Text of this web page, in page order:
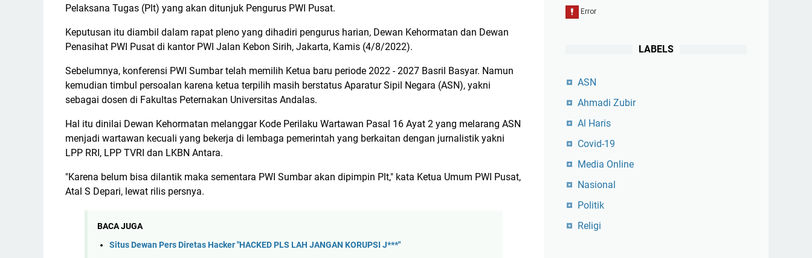
Pelaksana Tugas (Plt) yang akan ditunjuk Pengurus PWI Pusat.
Keputusan itu diambil dalam rapat pleno yang dihadiri pengurus harian, Dewan Kehormatan dan Dewan
Penasihat PWI Pusat di kantor PWI Jalan Kebon Sirih, Jakarta, Kamis (4/8/2022).
Sebelumnya, konferensi PWI Sumbar telah memilih Ketua baru periode 2022 - 2027 Basril Basyar. Namun
kemudian timbul persoalan karena ketua terpilih masih berstatus Aparatur Sipil Negara (ASN), yakni
sebagai dosen di Fakultas Peternakan Universitas Andalas.
Hal itu dinilai Dewan Kehormatan melanggar Kode Perilaku Wartawan Pasal 16 Ayat 2 yang melarang ASN
menjadi wartawan kecuali yang bekerja di lembaga pemerintah yang berkaitan dengan jurnalistik yakni
LPP RRI, LPP TVRI dan LKBN Antara.
"Karena belum bisa dilantik maka sementara PWI Sumbar akan dipimpin Plt," kata Ketua Umum PWI Pusat,
Atal S Depari, lewat rilis persnya.
BACA JUGA
Situs Dewan Pers Diretas Hacker "HACKED PLS LAH JANGAN KORUPSI J***"
LABELS
ASN
Ahmadi Zubir
Al Haris
Covid-19
Media Online
Nasional
Politik
Religi